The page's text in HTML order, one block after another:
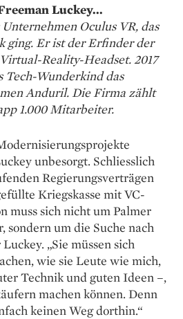
Luckey...
Oculus VR, das
ging. Er ist der Erfinder der
Reality-Headset. 2017
Tech-Wunderkind das
Anduril. Die Firma zählt
1.000 Mitarbeiter.
unbesorgt. Schliesslich
Regierungsverträgen
Kriegskasse mit VC-
muss sich nicht um Palmer
sondern um die Suche nach
„Sie müssen sich
wie sie Leute wie mich,
Technik und guten Ideen –,
machen können. Denn
keinen Weg dorthin.“